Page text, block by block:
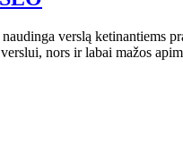
verslą ketinantiems
nors ir labai mažos